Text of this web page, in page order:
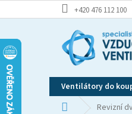
na
+420 476 112 100
Ventilátory do
Domů Revizní